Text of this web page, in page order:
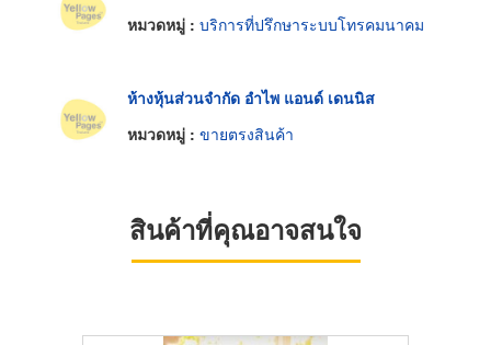
หมวดหมู่ : บริการที่ปรึกษาระบบโทรคมนาคม
ห้างหุ้นส่วนจำกัด อำไพ แอนด์ เดนนิส
หมวดหมู่ : ขายตรงสินค้า
สินค้าที่คุณอาจสนใจ